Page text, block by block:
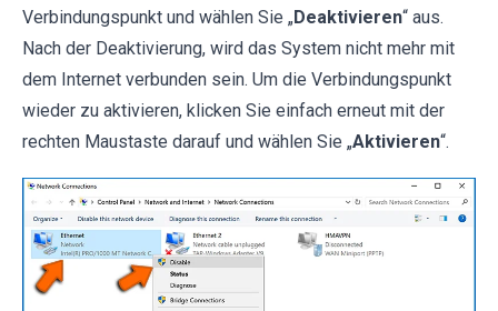
Verbindungspunkt und wählen Sie „Deaktivieren“ aus.
Nach der Deaktivierung, wird das System nicht mehr mit
dem Internet verbunden sein. Um die Verbindungspunkt
wieder zu aktivieren, klicken Sie einfach erneut mit der
rechten Maustaste darauf und wählen Sie „Aktivieren“.